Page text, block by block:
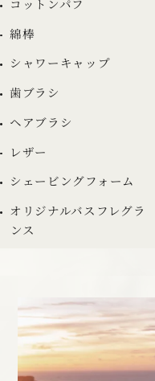
コットンパフ
綿棒
シャワーキャップ
歯ブラシ
ヘアブラシ
レザー
シェービングフォーム
オリジナルバスフレグラ
ンス